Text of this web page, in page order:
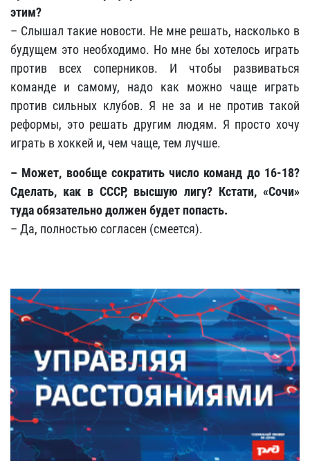
этим?
– Слышал такие новости. Не мне решать, насколько в
будущем это необходимо. Но мне бы хотелось играть
против всех соперников. И чтобы развиваться
команде и самому, надо как можно чаще играть
против сильных клубов. Я не за и не против такой
реформы, это решать другим людям. Я просто хочу
играть в хоккей и, чем чаще, тем лучше.
– Может, вообще сократить число команд до 16-18?
Сделать, как в СССР, высшую лигу? Кстати, «Сочи»
туда обязательно должен будет попасть.
– Да, полностью согласен (смеется).